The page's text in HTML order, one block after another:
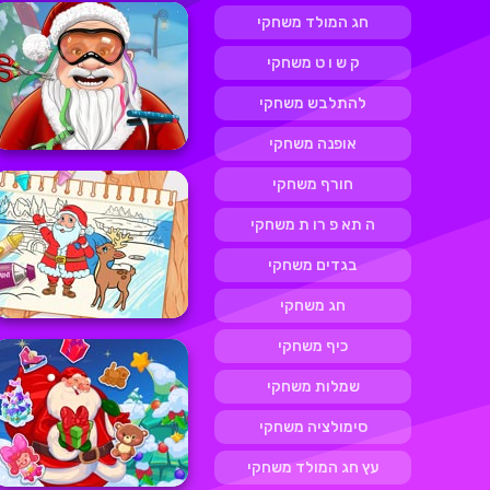
חג המולד משחקי
ק ש ו ט משחקי
להתלבש משחקי
אופנה משחקי
חורף משחקי
ה תא פ רו ת משחקי
בגדים משחקי
חג משחקי
כיף משחקי
שמלות משחקי
סימולציה משחקי
עץ חג המולד משחקי